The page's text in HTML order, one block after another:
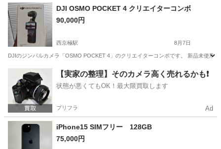
京都 京都市
DJI OSMO POCKET 4 クリエイターコンボ
90,000円
西京極駅 8月7日
DJIのジンバルカメラ「OSMO POCKET 4」のクリエイターコンボです。 新品未使用
西京極駅 ビデオカメラ、ムービーカメラ
【実家の整理】そのカメラ高く売れるかも❗️
状態が悪くてもOK！最大限買取します
プリフラ Ad
iPhone15 SIMフリー 128GB
75,000円